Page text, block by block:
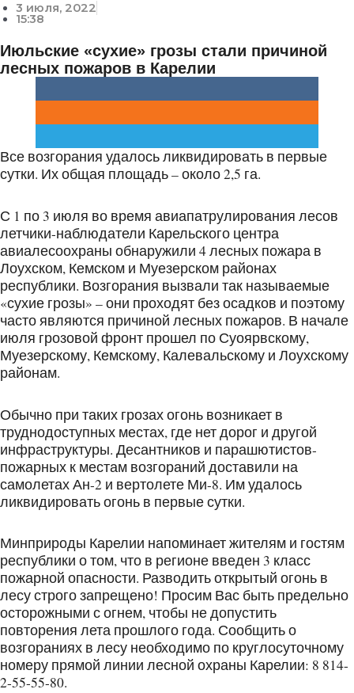
3 июля, 2022
15:38
Июльские «сухие» грозы стали причиной
лесных пожаров в Карелии
Все возгорания удалось ликвидировать в первые
сутки. Их общая площадь – около 2,5 га.
С 1 по 3 июля во время авиапатрулирования лесов
летчики-наблюдатели Карельского центра
авиалесоохраны обнаружили 4 лесных пожара в
Лоухском, Кемском и Муезерском районах
республики. Возгорания вызвали так называемые
«сухие грозы» – они проходят без осадков и поэтому
часто являются причиной лесных пожаров. В начале
июля грозовой фронт прошел по Суоярвскому,
Муезерскому, Кемскому, Калевальскому и Лоухскому
районам.
Обычно при таких грозах огонь возникает в
труднодоступных местах, где нет дорог и другой
инфраструктуры. Десантников и парашютистов-
пожарных к местам возгораний доставили на
самолетах Ан-2 и вертолете Ми-8. Им удалось
ликвидировать огонь в первые сутки.
Минприроды Карелии напоминает жителям и гостям
республики о том, что в регионе введен 3 класс
пожарной опасности. Разводить открытый огонь в
лесу строго запрещено! Просим Вас быть предельно
осторожными с огнем, чтобы не допустить
повторения лета прошлого года. Сообщить о
возгораниях в лесу необходимо по круглосуточному
номеру прямой линии лесной охраны Карелии: 8 814-
2-55-55-80.